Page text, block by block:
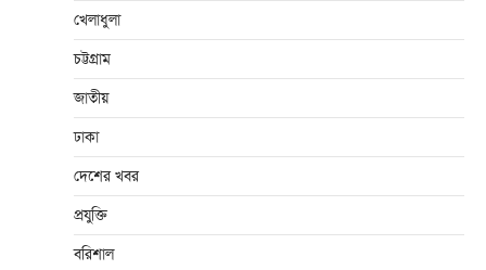
খেলাধুলা
চট্টগ্রাম
জাতীয়
ঢাকা
দেশের খবর
প্রযুক্তি
বরিশাল